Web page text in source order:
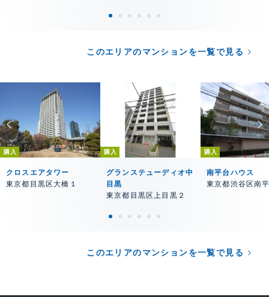
このエリアのマンションを一覧で見る
購入
クロスエアタワー
東京都目黒区大橋１
購入
グランステューディオ中
目黒
東京都目黒区上目黒２
購入
南平台ハウス
東京都渋谷区南
このエリアのマンションを一覧で見る